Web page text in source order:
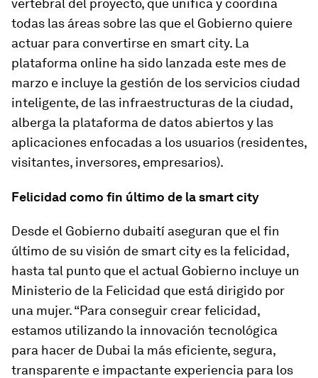
vertebral del proyecto, que unifica y coordina
todas las áreas sobre las que el Gobierno quiere
actuar para convertirse en smart city. La
plataforma online ha sido lanzada este mes de
marzo e incluye la gestión de los servicios ciudad
inteligente, de las infraestructuras de la ciudad,
alberga la plataforma de datos abiertos y las
aplicaciones enfocadas a los usuarios (residentes,
visitantes, inversores, empresarios).
Felicidad como fin último de la smart city
Desde el Gobierno dubaití aseguran que el fin
último de su visión de smart city es la felicidad,
hasta tal punto que el actual Gobierno incluye un
Ministerio de la Felicidad que está dirigido por
una mujer. “Para conseguir crear felicidad,
estamos utilizando la innovación tecnológica
para hacer de Dubai la más eficiente, segura,
transparente e impactante experiencia para los